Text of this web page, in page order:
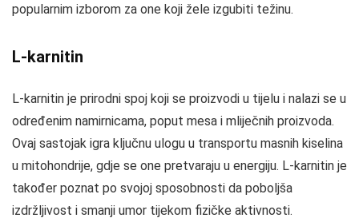
popularnim izborom za one koji žele izgubiti težinu.
L-karnitin
L-karnitin je prirodni spoj koji se proizvodi u tijelu i nalazi se u
određenim namirnicama, poput mesa i mliječnih proizvoda.
Ovaj sastojak igra ključnu ulogu u transportu masnih kiselina
u mitohondrije, gdje se one pretvaraju u energiju. L-karnitin je
također poznat po svojoj sposobnosti da poboljša
izdržljivost i smanji umor tijekom fizičke aktivnosti.